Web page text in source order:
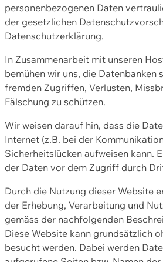
personenbezogenen Daten
der gesetzlichen
Datenschutzerklärung.
In Zusammenarbeit mit unseren
bemühen wir uns, die Datenbanken
fremden Zugriffen, Verlusten,
Fälschung zu schützen.
Wir weisen darauf hin, dass die
Internet (z.B. bei der
Sicherheitslücken aufweisen kann.
der Daten vor dem Zugriff durch
Durch die Nutzung dieser Website
der Erhebung, Verarbeitung und
gemäss der nachfolgenden
Diese Website kann grundsätzlich
besucht werden. Dabei werden